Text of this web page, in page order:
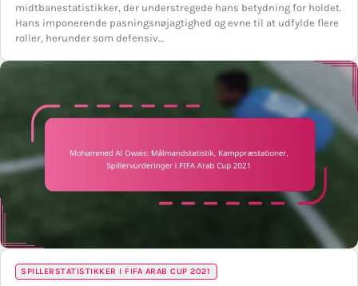
midtbanestatistikker, der understregede hans betydning for holdet.
Hans imponerende pasningsnøjagtighed og evne til at udfylde flere
roller, herunder som defensiv…
SPILLERSTATISTIKKER I FIFA ARAB CUP 2021